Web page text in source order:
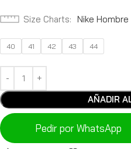
Size Charts Nike Hombre
40 41 42 43 44
AÑADIR
Pedir por WhatsApp